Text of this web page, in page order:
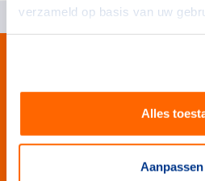
verzameld op basis van uw
Alles
Aanpassen